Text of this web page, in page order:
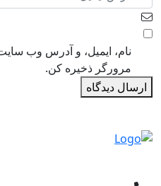
نام، ایمیل، و آدرس وب
مرورگر ذخیره کن.
ارسال دیدگاه